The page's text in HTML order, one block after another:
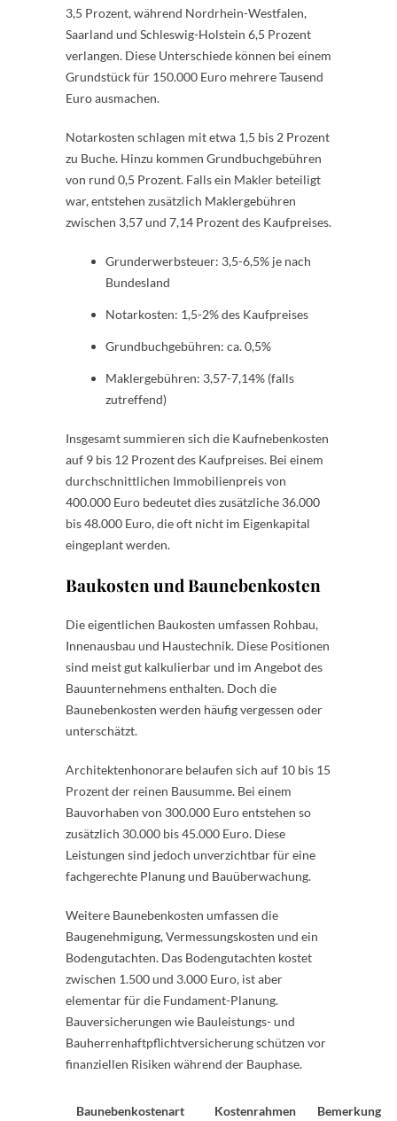
3,5 Prozent, während Nordrhein-Westfalen,
Saarland und Schleswig-Holstein 6,5 Prozent
verlangen. Diese Unterschiede können bei einem
Grundstück für 150.000 Euro mehrere Tausend
Euro ausmachen.
Notarkosten schlagen mit etwa 1,5 bis 2 Prozent
zu Buche. Hinzu kommen Grundbuchgebühren
von rund 0,5 Prozent. Falls ein Makler beteiligt
war, entstehen zusätzlich Maklergebühren
zwischen 3,57 und 7,14 Prozent des Kaufpreises.
Grunderwerbsteuer: 3,5-6,5% je nach
Bundesland
Notarkosten: 1,5-2% des Kaufpreises
Grundbuchgebühren: ca. 0,5%
Maklergebühren: 3,57-7,14% (falls
zutreffend)
Insgesamt summieren sich die Kaufnebenkosten
auf 9 bis 12 Prozent des Kaufpreises. Bei einem
durchschnittlichen Immobilienpreis von
400.000 Euro bedeutet dies zusätzliche 36.000
bis 48.000 Euro, die oft nicht im Eigenkapital
eingeplant werden.
Baukosten und Baunebenkosten
Die eigentlichen Baukosten umfassen Rohbau,
Innenausbau und Haustechnik. Diese Positionen
sind meist gut kalkulierbar und im Angebot des
Bauunternehmens enthalten. Doch die
Baunebenkosten werden häufig vergessen oder
unterschätzt.
Architektenhonorare belaufen sich auf 10 bis 15
Prozent der reinen Bausumme. Bei einem
Bauvorhaben von 300.000 Euro entstehen so
zusätzlich 30.000 bis 45.000 Euro. Diese
Leistungen sind jedoch unverzichtbar für eine
fachgerechte Planung und Bauüberwachung.
Weitere Baunebenkosten umfassen die
Baugenehmigung, Vermessungskosten und ein
Bodengutachten. Das Bodengutachten kostet
zwischen 1.500 und 3.000 Euro, ist aber
elementar für die Fundament-Planung.
Bauversicherungen wie Bauleistungs- und
Bauherrenhaftpflichtversicherung schützen vor
finanziellen Risiken während der Bauphase.
Baunebenkostenart Kostenrahmen Bemerkung